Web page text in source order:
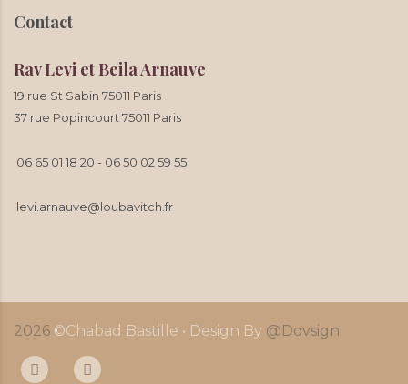
Contact
Rav Levi et Beila Arnauve
19 rue St Sabin 75011 Paris
37 rue Popincourt 75011 Paris
06 65 01 18 20 - 06 50 02 59 55
levi.arnauve@loubavitch.fr
2026 ©Chabad Bastille • Design By @Dovsign